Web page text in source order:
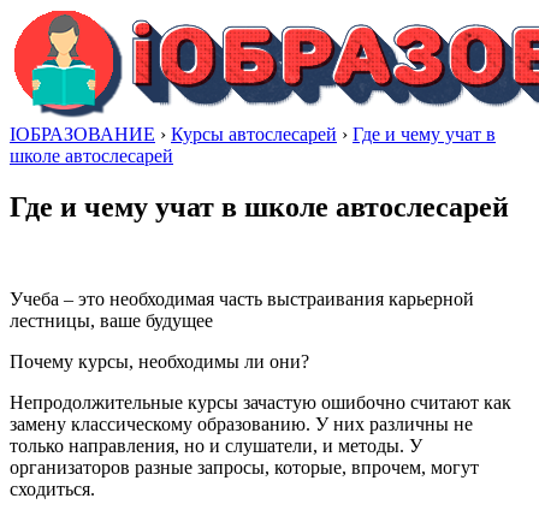
IОБРАЗОВАНИЕ › Курсы автослесарей › Где и чему учат в
школе автослесарей
Где и чему учат в школе автослесарей
Учеба – это необходимая часть выстраивания карьерной
лестницы, ваше будущее
Почему курсы, необходимы ли они?
Непродолжительные курсы зачастую ошибочно считают как
замену классическому образованию. У них различны не
только направления, но и слушатели, и методы. У
организаторов разные запросы, которые, впрочем, могут
сходиться.